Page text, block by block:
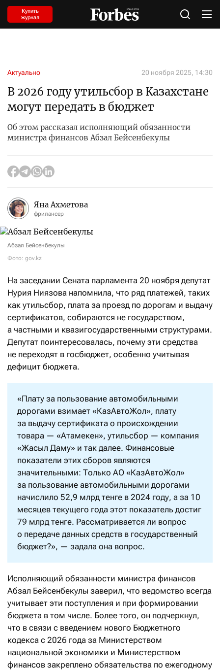
Купить
журнал
Актуально 20 ноября 2025, 14:30
В 2026 году утильсбор в Казахстане
могут передать в бюджет
Об этом рассказал исполняющий обязанности
министра финансов Абзал Бейсенбекулы
Яна Ахметова
фрилансер
Абзал Бейсенбекулы
Фото: gov.kz
На заседании Сената парламента 20 ноября депутат
Нурия Ниязова напомнила, что ряд платежей, таких
как утильсбор, плата за проезд по дорогам и выдачу
сертификатов, собираются не государством,
а частными и квазигосударственными структурами.
Депутат поинтересовалась, почему эти средства
не переходят в госбюджет, особенно учитывая
дефицит бюджета.
«Плату за пользование автомобильными
дорогами взимает «КазАвтоЖол», плату
за выдачу сертификата о происхождении
товара — «Атамекен», утильсбор — компания
«Жасыл Даму» и так далее. Финансовые
показатели этих сборов являются
значительными: Только АО «КазАвтоЖол»
за пользование автомобильными дорогами
начислило 52,9 млрд тенге в 2024 году, а за 10
месяцев текущего года этот показатель достиг
79 млрд тенге. Рассматривается ли вопрос
о передаче данных средств в государственный
бюджет?», — задала она вопрос.
Исполняющий обязанности министра финансов
Абзал Бейсенбекулы заверил, что ведомство всегда
учитывает эти поступления и при формировании
бюджета в том числе. Более того, он подчеркнул,
что в связи с введением нового Бюджетного
кодекса с 2026 года за Министерством
национальной экономики и Министерством
финансов закреплено обязательства по ежегодному